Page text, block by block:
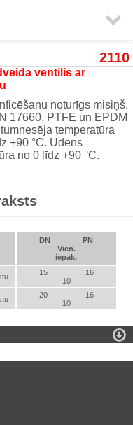

2110
ventilis ar
noturīgs misiņš,
17660, PTFE un EPDM
temperatūra
+90 °C. Ūdens
no 0 līdz +90 °C.
DN
PN
Vien.
iepak.
15
16
10
20
16
10
